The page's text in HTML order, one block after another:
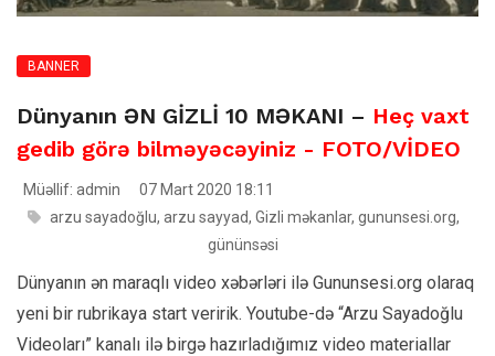
BANNER
Dünyanın ƏN GİZLİ 10 MƏKANI – Heç vaxt
gedib görə bilməyəcəyiniz - FOTO/VİDEO
Müəllif: admin
07 Mart 2020 18:11
arzu sayadoğlu, arzu sayyad, Gizli məkanlar, gununsesi.org,
gününsəsi
Dünyanın ən maraqlı video xəbərləri ilə Gununsesi.org olaraq
yeni bir rubrikaya start veririk. Youtube-də “Arzu Sayadoğlu
Videoları” kanalı ilə birgə hazırladığımız video materiallar